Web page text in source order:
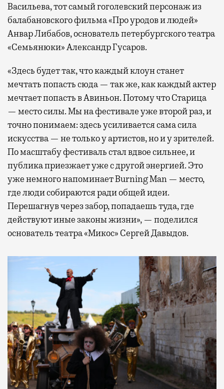
Васильева, тот самый гоголевский персонаж из
балабановского фильма «Про уродов и людей»
Анвар Либабов, основатель петербургского театра
«Семьянюки» Александр Гусаров.
«Здесь будет так, что каждый клоун станет
мечтать попасть сюда — так же, как каждый актер
мечтает попасть в Авиньон. Потому что Старица
— место силы. Мы на фестивале уже второй раз, и
точно понимаем: здесь усиливается сама сила
искусства — не только у артистов, но и у зрителей.
По масштабу фестиваль стал вдвое сильнее, и
публика приезжает уже с другой энергией. Это
уже немного напоминает Burning Man — место,
где люди собираются ради общей идеи.
Перешагнув через забор, попадаешь туда, где
действуют иные законы жизни», — поделился
основатель театра «Микос» Сергей Давыдов.